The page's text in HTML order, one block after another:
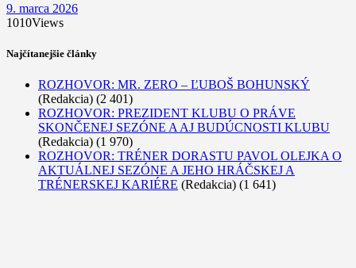
9. marca 2026
1010Views
Najčítanejšie články
ROZHOVOR: MR. ZERO – ĽUBOŠ BOHUNSKÝ
(Redakcia) (2 401)
ROZHOVOR: PREZIDENT KLUBU O PRÁVE
SKONČENEJ SEZÓNE A AJ BUDÚCNOSTI KLUBU
(Redakcia) (1 970)
ROZHOVOR: TRÉNER DORASTU PAVOL OLEJKA O
AKTUÁLNEJ SEZÓNE A JEHO HRÁČSKEJ A
TRÉNERSKEJ KARIÉRE (Redakcia) (1 641)